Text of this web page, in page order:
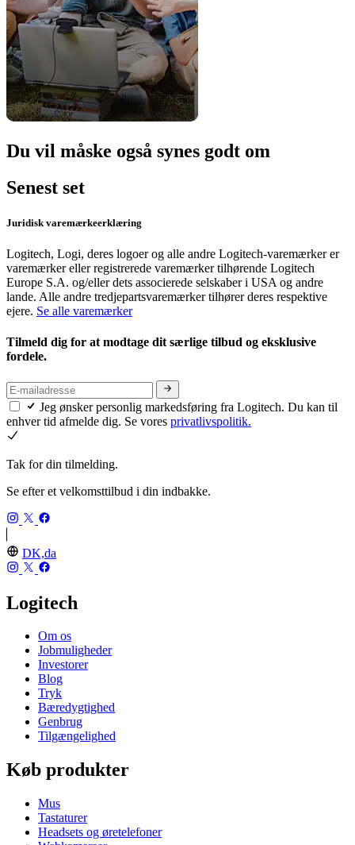
Du vil måske også synes godt om
Senest set
Juridisk varemærkeerklæring
Logitech, Logi, deres logoer og alle andre Logitech-varemærker er
varemærker eller registrerede varemærker tilhørende Logitech
Europe S.A. og/eller dets associerede selskaber i USA og andre
lande. Alle andre tredjepartsvaremærker tilhører deres respektive
ejere. Se alle varemærker
Tilmeld dig for at modtage dit særlige tilbud og eksklusive
fordele.
Jeg ønsker personlig markedsføring fra Logitech. Du kan til
enhver tid afmelde dig. Se vores privatlivspolitik.
Tak for din tilmelding.
Se efter et velkomsttilbud i din indbakke.
DK,da
Logitech
Om os
Jobmuligheder
Investorer
Blog
Tryk
Bæredygtighed
Genbrug
Tilgængelighed
Køb produkter
Mus
Tastaturer
Headsets og øretelefoner